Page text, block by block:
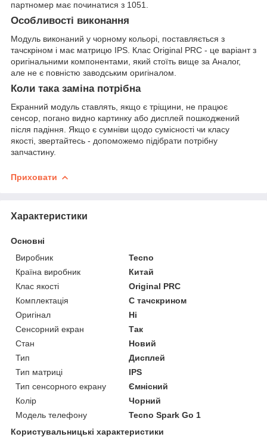
партномер має починатися з 1051.
Особливості виконання
Модуль виконаний у чорному кольорі, поставляється з
тачскріном і має матрицю IPS. Клас Original PRC - це варіант з
оригінальними компонентами, який стоїть вище за Аналог,
але не є повністю заводським оригіналом.
Коли така заміна потрібна
Екранний модуль ставлять, якщо є тріщини, не працює
сенсор, погано видно картинку або дисплей пошкоджений
після падіння. Якщо є сумніви щодо сумісності чи класу
якості, звертайтесь - допоможемо підібрати потрібну
запчастину.
Приховати
Характеристики
Основні
Виробник
Tecno
Країна виробник
Китай
Клас якості
Original PRC
Комплектація
С тачскрином
Оригінал
Ні
Сенсорний екран
Так
Стан
Новий
Тип
Дисплей
Тип матриці
IPS
Тип сенсорного екрану
Ємнісний
Колір
Чорний
Модель телефону
Tecno Spark Go 1
Користувальницькі характеристики